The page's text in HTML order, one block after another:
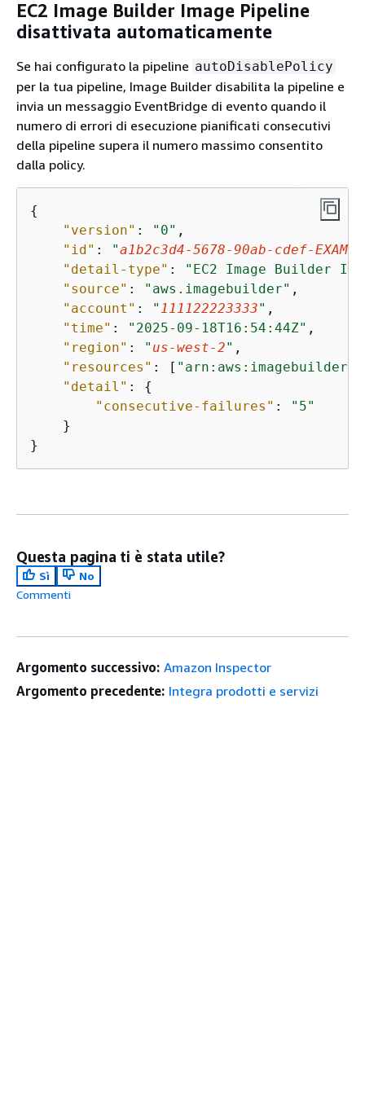
EC2 Image Builder Image Pipeline
disattivata automaticamente
Se hai configurato la pipeline autoDisablePolicy
per la tua pipeline, Image Builder disabilita la pipeline e
invia un messaggio EventBridge di evento quando il
numero di errori di esecuzione pianificati consecutivi
della pipeline supera il numero massimo consentito
dalla policy.
{
"version" : "0" ,
"id" : "a1b2c3d4-5678-90ab-cdef-
"detail-type" :
"EC2 Image Builder
"source" : "aws.imagebuilder" ,
"account" : " 111122223333" ,
"time" : "2025-09-18T16:54:44Z" ,
"region" : " us-west-2" ,
"resources" : [ "arn:aws:imagebuilder:
"detail" : {
"consecutive-failures" :
"5"
    }
}
Questa pagina ti è stata utile?
Sì
No
Commenti
Argomento successivo: Amazon Inspector
Argomento precedente: Integra prodotti e servizi